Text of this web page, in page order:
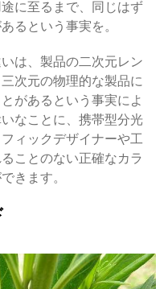
に至るまで、同じはず
るという事実を。
は、製品の二次元レン
次元の物理的な製品に
があるという事実によ
なことに、携帯型分光
ィックデザイナーや工
ことのない正確なカラ
きます。